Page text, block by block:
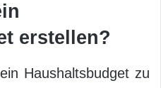
erstellen?
Haushaltsbudget zu